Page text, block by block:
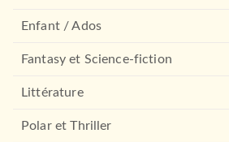
Oedipe roi
05/10/1994
Enfant / Ados
Fantasy et Science-fiction
Littérature
Polar et Thriller